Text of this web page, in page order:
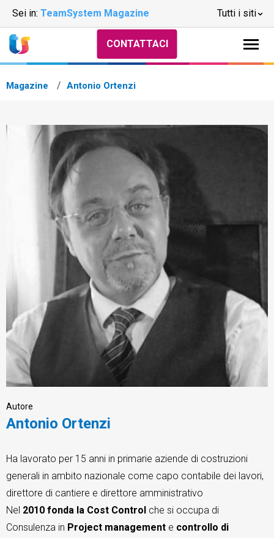
Sei in: TeamSystem Magazine Tutti i siti
CRM
Ecommerce
Email Marketing
Fatturazione
HR
CONTATTACI
Magazine Antonio Ortenzi
Autore
Antonio Ortenzi
Ha lavorato per 15 anni in primarie aziende di costruzioni
generali in ambito nazionale come capo contabile dei lavori,
direttore di cantiere e direttore amministrativo
Nel 2010 fonda la Cost Control che si occupa di
Consulenza in Project management e controllo di